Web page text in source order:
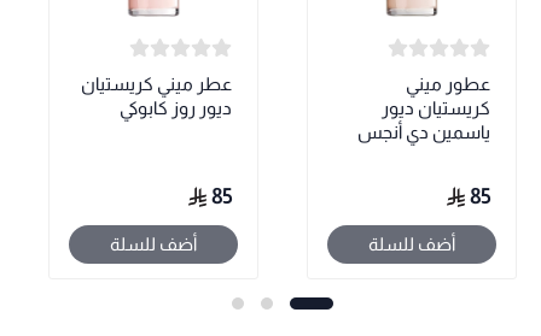
عطور ميني
كريستيان ديور
ياسمين دي أنجس
85
أضف للسلة
عطر ميني كريستيان
ديور روز كابوكي
85
أضف للسلة